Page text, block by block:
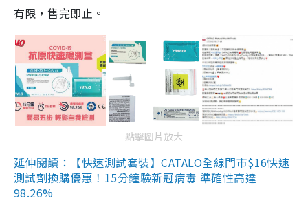
有限，售完即止。
點擊圖片放大
延伸閱讀：【快速測試套裝】CATALO全線門市$16快速
測試劑換購優惠！15分鐘驗新冠病毒 準確性高達
98.26%